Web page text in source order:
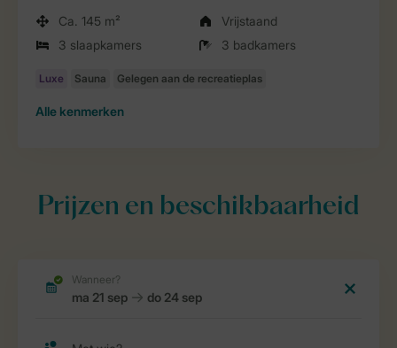
Ca. 145 m²
Vrijstaand
3 slaapkamers
3 badkamers
Alle kenmerken
Prijzen en beschikbaarheid